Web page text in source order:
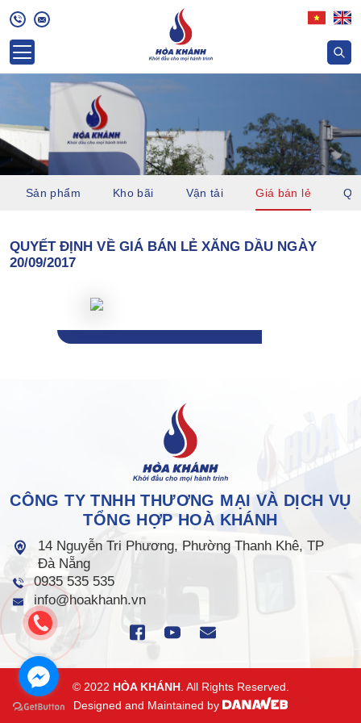
Sản phẩm Kho bãi Vận tải Giá bán lẻ
QUYẾT ĐỊNH VỀ GIÁ BÁN LẺ XĂNG DẦU NGÀY
20/09/2017
CÔNG TY TNHH THƯƠNG MẠI VÀ DỊCH VỤ
TỔNG HỢP HOÀ KHÁNH
14 Nguyễn Tri Phương, Phường Thanh Khê, TP
Đà Nẵng
0935 535 535
info@hoakhanh.vn
© 2022 HÒA KHÁNH. All Rights Reserved.
Designed and Maintained by